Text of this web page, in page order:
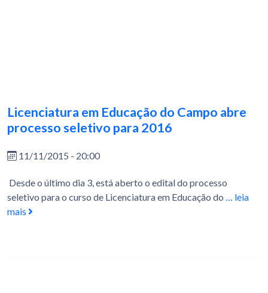
Licenciatura em Educação do Campo abre
processo seletivo para 2016
11/11/2015 - 20:00
Desde o último dia 3, está aberto o edital do processo
seletivo para o curso de Licenciatura em Educação do … leia
mais